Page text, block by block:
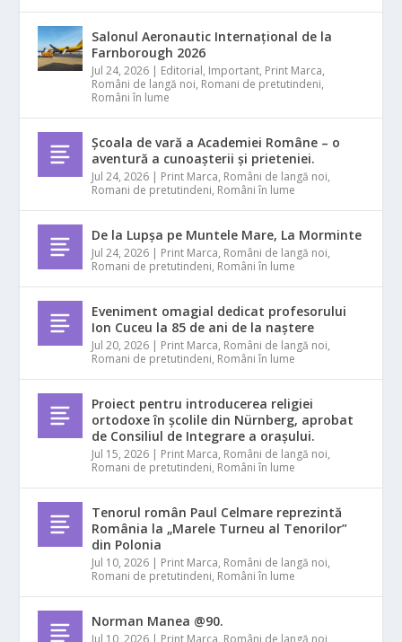
Salonul Aeronautic Internațional de la
Farnborough 2026
Jul 24, 2026 | Editorial, Important, Print Marca,
Români de langă noi, Romani de pretutindeni,
Români în lume
Școala de vară a Academiei Române – o
aventură a cunoașterii și prieteniei.
Jul 24, 2026 | Print Marca, Români de langă noi,
Romani de pretutindeni, Români în lume
De la Lupșa pe Muntele Mare, La Morminte
Jul 24, 2026 | Print Marca, Români de langă noi,
Romani de pretutindeni, Români în lume
Eveniment omagial dedicat profesorului
Ion Cuceu la 85 de ani de la naștere
Jul 20, 2026 | Print Marca, Români de langă noi,
Romani de pretutindeni, Români în lume
Proiect pentru introducerea religiei
ortodoxe în școlile din Nürnberg, aprobat
de Consiliul de Integrare a orașului.
Jul 15, 2026 | Print Marca, Români de langă noi,
Romani de pretutindeni, Români în lume
Tenorul român Paul Celmare reprezintă
România la „Marele Turneu al Tenorilor”
din Polonia
Jul 10, 2026 | Print Marca, Români de langă noi,
Romani de pretutindeni, Români în lume
Norman Manea @90.
Jul 10, 2026 | Print Marca Români de langă noi